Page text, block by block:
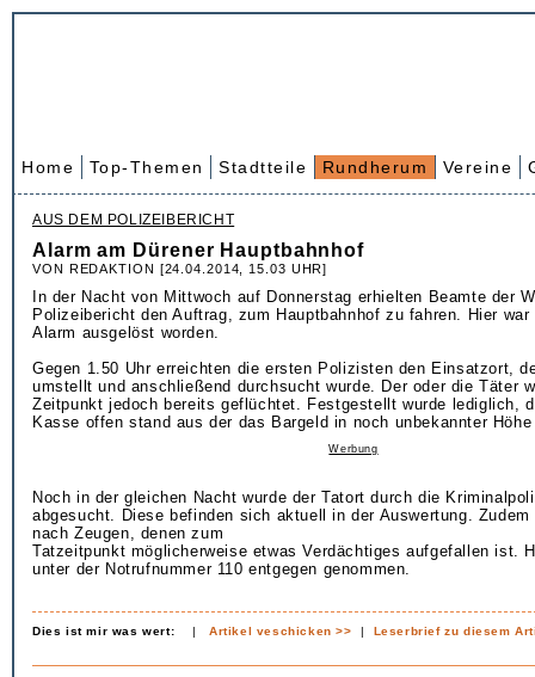
Home Top-Themen Stadtteile Rundherum Vereine
AUS DEM POLIZEIBERICHT
Alarm am Dürener Hauptbahnhof
VON REDAKTION [24.04.2014, 15.03 UHR]
In der Nacht von Mittwoch auf Donnerstag erhielten Beamte der
Polizeibericht den Auftrag, zum Hauptbahnhof zu fahren. Hier
Alarm ausgelöst worden.
Gegen 1.50 Uhr erreichten die ersten Polizisten den Einsatzort,
umstellt und anschließend durchsucht wurde. Der oder die Täter
Zeitpunkt jedoch bereits geflüchtet. Festgestellt wurde lediglich,
Kasse offen stand aus der das Bargeld in noch unbekannter
Werbung
Noch in der gleichen Nacht wurde der Tatort durch die
abgesucht. Diese befinden sich aktuell in der Auswertung.
nach Zeugen, denen zum
Tatzeitpunkt möglicherweise etwas Verdächtiges aufgefallen ist.
unter der Notrufnummer 110 entgegen genommen.
Dies ist mir was wert: |Artikel veschicken >> | Leserbrief zu diesem